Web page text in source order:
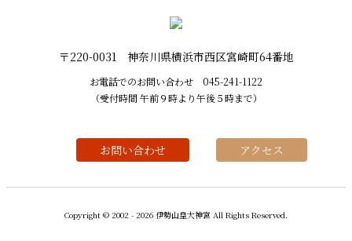
〒220-0031 神奈川県横浜市西区宮崎町64番地
お電話でのお問い合わせ 045-241-1122
（受付時間 午前９時より午後５時まで）
お問い合わせ アクセス
Copyright © 2002 - 2026 伊勢山皇大神宮 All Rights Reserved.